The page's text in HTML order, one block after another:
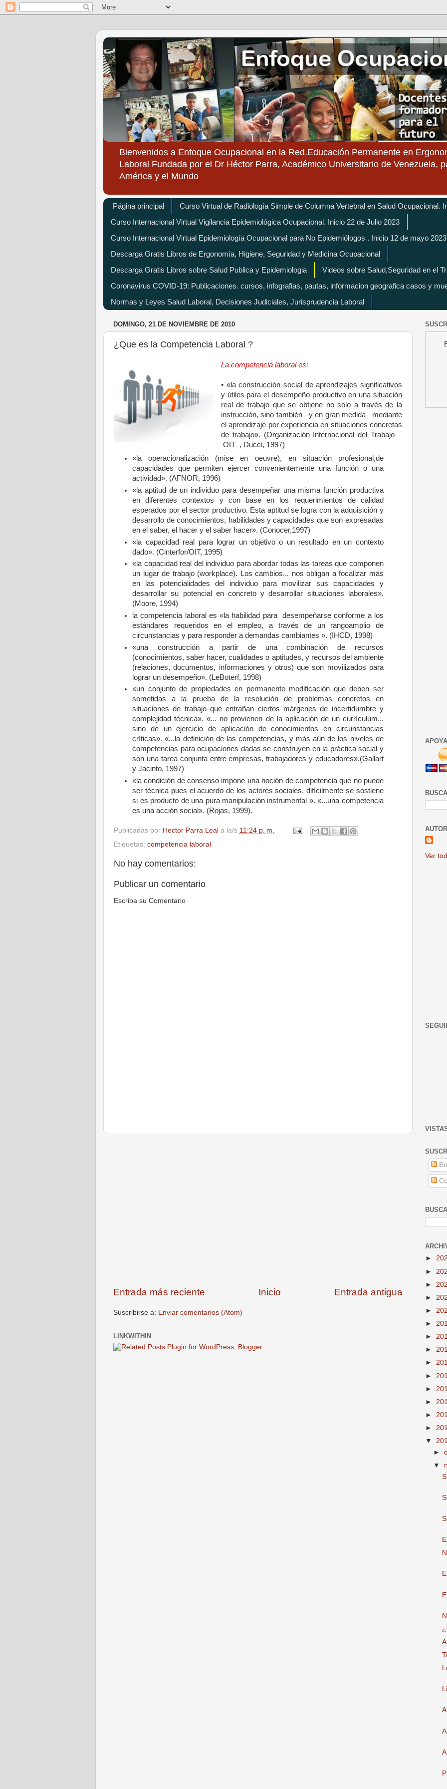
Bienvenidos a Enfoque Ocupacional en la Red.Educación Permanente en
Laboral Fundada por el Dr Héctor Parra, Académico Universitario de Venezuela,
América y el Mundo
Página principal
Curso Virtual de Radiología Simple de Columna Vertebral en Salud Ocupacional.
Curso Internacional Virtual Vigilancia Epidemiológica Ocupacional. Inicio 22 de Julio 2023
Curso Internacional Virtual Epidemiología Ocupacional para No Epidemiólogos . Inicio 12 de mayo 2023
Descarga Gratis Libros de Ergonomía, Higiene, Seguridad y Medicina Ocupacional
Descarga Gratis Libros sobre Salud Publica y Epidemiologia
Videos sobre Salud,Seguridad en el
Coronavirus COVID-19: Publicaciones. cursos, infografias, pautas, informacion geografica casos y
Normas y Leyes Salud Laboral, Decisiones Judiciales, Jurisprudencia Laboral
DOMINGO, 21 DE NOVIEMBRE DE 2010
¿Que es la Competencia Laboral ?
La competencia laboral es:
• «la construcción social de aprendizajes significativos
y útiles parael desempeño productivo en una situación
real de trabajo que seobtiene no solo a través de la
instrucción, sino también –y en gran medida– mediante
el aprendizaje por experiencia en situaciones concretas
de trabajo». (Organización Internacional del Trabajo –
OIT–, Ducci, 1997)
«la operacionalización (mise en oeuvre), en situación profesional,de
capacidades que permiten ejercer convenientemente una función o una
actividad». (AFNOR, 1996)
«la aptitud de un individuo para desempeñar una misma función productiva
en diferentes contextos y con base en los requerimientos de calidad
esperados por el sector productivo. Esta aptitud se logra con la adquisición y
desarrollo de conocimientos, habilidades y capacidades que son expresadas
en el saber, el hacer y el saber hacer». (Conocer,1997)
«la capacidad real para lograr un objetivo o un resultado en un contexto
dado». (Cinterfor/OIT, 1995)
«la capacidad real del individuo para abordar todas las tareas que componen
un lugar de trabajo (workplace). Los cambios... nosobligan a focalizar más
en las potencialidades del individuo para movilizar sus capacidades y
desarrollar su potencial en concretoy desarrollar situaciones laborales».
(Moore, 1994)
la competencia laboral es «la habilidad para desempeñarse conforme a los
estándares requeridos en el empleo, a través de un rangoamplio de
circunstancias y para responder a demandas cambiantes». (IHCD, 1998)
«una construcción a partir de una combinación de recursos
(conocimientos,saber hacer, cualidades o aptitudes, y recursos del ambiente
(relaciones, documentos, informaciones y otros) que son movilizados para
lograr un desempeño». (LeBoterf, 1998)
«un conjunto de propiedades en permanente modificación quedeben ser
sometidas a la prueba de la resolución de problemas concretos en
situaciones de trabajo que entrañan ciertos márgenesde incertidumbre y
complejidad técnica». «... no provienen de la aplicación de un currículum...
sino de un ejercicio de aplicación de conocimientos en circunstancias
críticas». «...la definición de las competencias, y más aún de los niveles de
competencias para ocupaciones dadas se construyen en la práctica social y
son una tarea conjunta entre empresas, trabajadores y educadores».(Gallart
y Jacinto, 1997)
«la condición de consenso impone una noción de competencia que no puede
ser técnica pues el acuerdo de los actores sociales, difícilmentese sostiene
si es producto de una pura manipulación instrumental ». «...una competencia
es una acción social». (Rojas, 1999).
Publicadas por Hector Parra Leal a la/s 11:24 p. m.
Etiquetas: competencia laboral
No hay comentarios:
Publicar un comentario
Escriba su Comentario
Entrada más reciente Entrada antigua
Inicio
Suscribirse a: Enviar comentarios (Atom)
LINKWITHIN
Ver
►
►
►
►
►
►
►
►
►
►
►
►
►
►
▼
►
▼